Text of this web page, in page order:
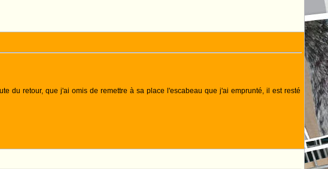
du retour, que j'ai omis de remettre à sa place l'escabeau que j'ai emprunté, il est resté